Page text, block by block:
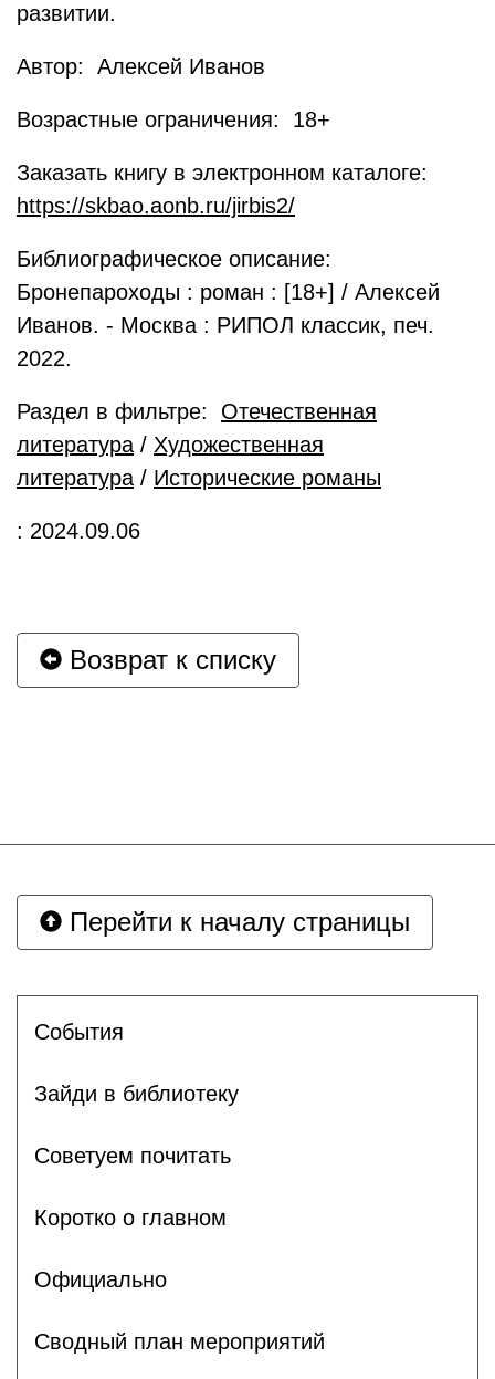
развитии.
Автор: Алексей Иванов
Возрастные ограничения: 18+
Заказать книгу в электронном каталоге:
https://skbao.aonb.ru/jirbis2/
Библиографическое описание:
Бронепароходы : роман : [18+] / Алексей
Иванов. - Москва : РИПОЛ классик, печ.
2022.
Раздел в фильтре: Отечественная
литература / Художественная
литература / Исторические романы
: 2024.09.06
Возврат к списку
Перейти к началу страницы
События
Зайди в библиотеку
Советуем почитать
Коротко о главном
Официально
Сводный план мероприятий